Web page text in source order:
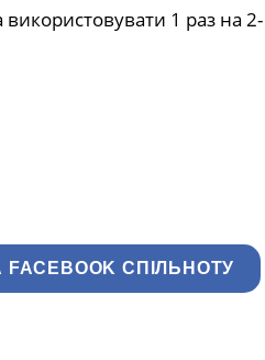
1 раз на 2-
СПІЛЬНОТУ